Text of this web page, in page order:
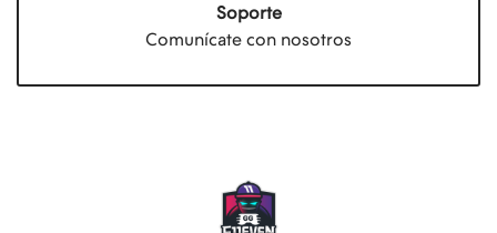
Soporte
Comunícate con nosotros